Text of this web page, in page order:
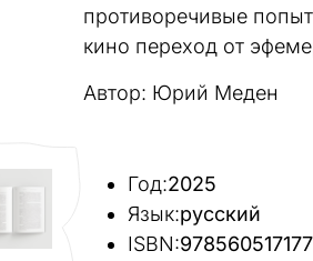
противоречивые
кино переход от
Автор: Юрий Меден
Год:2025
Язык:русский
ISBN: